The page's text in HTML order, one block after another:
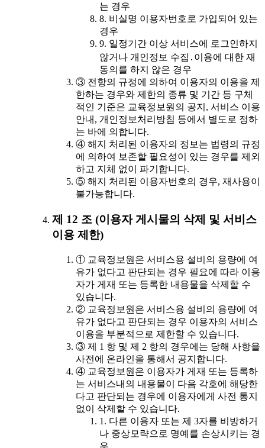
는 경우
8. 비실명 이용자번호로 가입되어 있는
경우
9. 일정기간 이상 서비스에 로그인하지
않거나 개인정보 수집․이용에 대한 재
동의를 하지 않은 경우
③ 전항의 규정에 의하여 이용자의 이용을 제
한하는 경우와 제한의 종류 및 기간 등 구체
적인 기준은 교육정보원의 공지, 서비스 이용
안내, 개인정보처리방침 등에서 별도로 정하
는 바에 의합니다.
④ 해지 처리된 이용자의 정보는 법령의 규정
에 의하여 보존할 필요성이 있는 경우를 제외
하고 지체 없이 파기합니다.
⑤ 해지 처리된 이용자번호의 경우, 재사용이
불가능합니다.
제 12 조 (이용자 게시물의 삭제 및 서비스
이용 제한)
① 교육정보원은 서비스용 설비의 용량에 여
유가 없다고 판단되는 경우 필요에 따라 이용
자가 게재 또는 등록한 내용물을 삭제할 수
있습니다.
② 교육정보원은 서비스용 설비의 용량에 여
유가 없다고 판단되는 경우 이용자의 서비스
이용을 부분적으로 제한할 수 있습니다.
③ 제 1 항 및 제 2 항의 경우에는 당해 사항을
사전에 온라인을 통해서 공지합니다.
④ 교육정보원은 이용자가 게재 또는 등록하
는 서비스내의 내용물이 다음 각호에 해당한
다고 판단되는 경우에 이용자에게 사전 통지
없이 삭제할 수 있습니다.
1. 다른 이용자 또는 제 3자를 비방하거
나 중상모략으로 명예를 손상시키는 경
우